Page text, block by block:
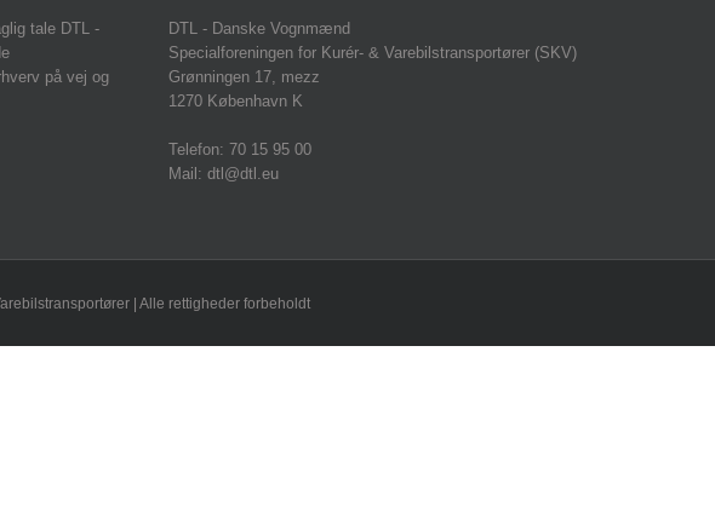
tale DTL -
på vej og
DTL - Danske Vognmænd
Specialforeningen for Kurér- & Varebilstransportører (SKV)
Grønningen 17, mezz
1270 København K
Telefon: 70 15 95 00
Mail: dtl@dtl.eu
| Alle rettigheder forbeholdt